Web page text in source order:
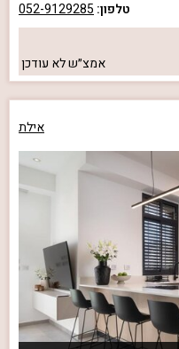
טלפון: 052-9129285
אמצ״שלא עודכן
אילת